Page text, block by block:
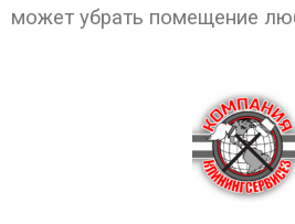
может убрать помещение